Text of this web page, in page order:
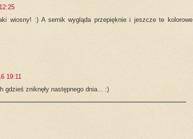
wiosny! :) A sernik wygląda przepięknie i jeszcze te kolorowe
19:11
gdzieś zniknęły następnego dnia... :)